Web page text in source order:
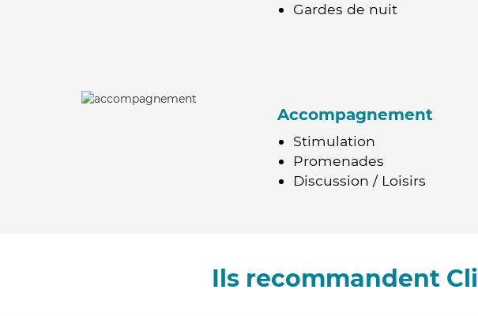
Gardes de nuit
Accompagnement
Stimulation
Promenades
Discussion / Loisirs
Ils recommandent